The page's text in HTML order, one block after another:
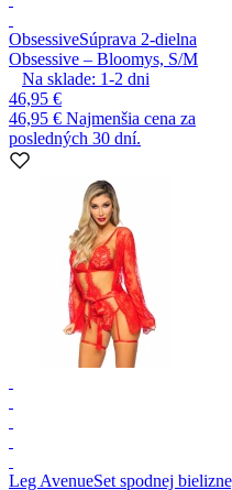
ObsessiveSúprava 2-dielna
Obsessive – Bloomys, S/M
Na sklade: 1-2 dni
46,95 €
46,95 € Najmenšia cena za
posledných 30 dní.
Leg AvenueSet spodnej